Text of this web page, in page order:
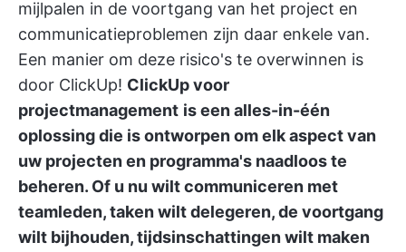
mijlpalen in de voortgang van het project en
communicatieproblemen zijn daar enkele van.
Een manier om deze risico's te overwinnen is
door ClickUp! ClickUp voor
projectmanagement is een alles-in-één
oplossing die is ontworpen om elk aspect van
uw projecten en programma's naadloos te
beheren. Of u nu wilt communiceren met
teamleden, taken wilt delegeren, de voortgang
wilt bijhouden, tijdsinschattingen wilt maken